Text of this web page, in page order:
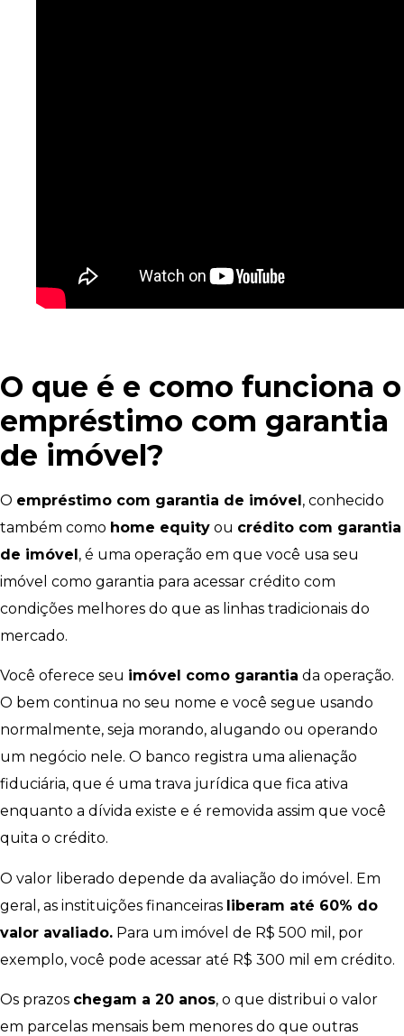
O que é e como funciona o
empréstimo com garantia
de imóvel?
O empréstimo com garantia de imóvel, conhecido
também como home equity ou crédito com garantia
de imóvel, é uma operação em que você usa seu
imóvel como garantia para acessar crédito com
condições melhores do que as linhas tradicionais do
mercado.
Você oferece seu imóvel como garantia da operação.
O bem continua no seu nome e você segue usando
normalmente, seja morando, alugando ou operando
um negócio nele. O banco registra uma alienação
fiduciária, que é uma trava jurídica que fica ativa
enquanto a dívida existe e é removida assim que você
quita o crédito.
O valor liberado depende da avaliação do imóvel. Em
geral, as instituições financeiras liberam até 60% do
valor avaliado. Para um imóvel de R$ 500 mil, por
exemplo, você pode acessar até R$ 300 mil em crédito.
Os prazos chegam a 20 anos, o que distribui o valor
em parcelas mensais bem menores do que outras